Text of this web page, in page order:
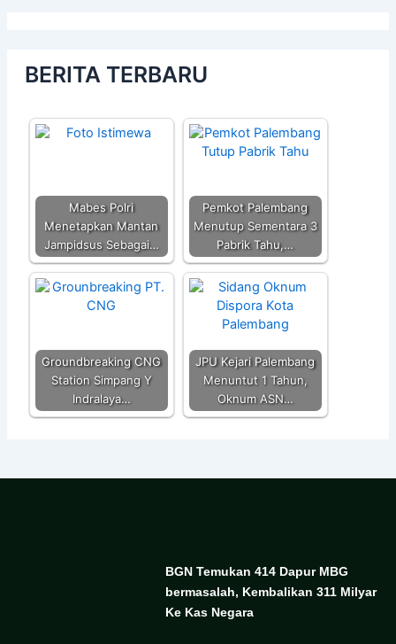
BERITA TERBARU
Mabes Polri
Menetapkan Mantan
Jampidsus Sebagai…
Pemkot Palembang
Menutup Sementara 3
Pabrik Tahu,…
Groundbreaking CNG
Station Simpang Y
Indralaya…
JPU Kejari Palembang
Menuntut 1 Tahun,
Oknum ASN…
BGN Temukan 414 Dapur MBG
bermasalah, Kembalikan 311 Milyar
Ke Kas Negara